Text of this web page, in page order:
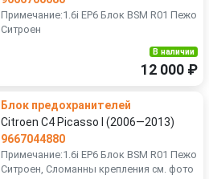
Примечание:1.6i EP6 Блок BSM R01 Пежо
Ситроен
В наличии
12 000 ₽
Блок предохранителей
Citroen C4 Picasso I (2006—2013)
9667044880
Примечание:1.6i EP6 Блок BSM R01 Пежо
Ситроен, Сломанны крепления см. фото